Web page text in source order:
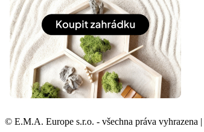
© E.M.A. Europe s.r.o. - všechna práva vyhrazena |